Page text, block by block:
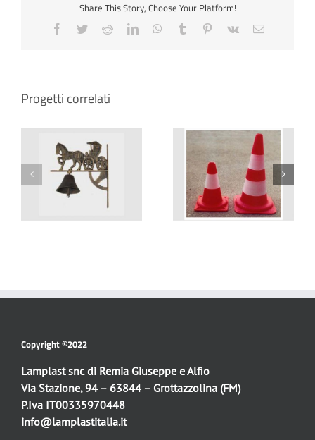
Share This Story, Choose Your Platform!
Progetti correlati
CONI STRADALI
ACCESSORI VARI PER
IRRIGAZIONE
Copyright ©2022
Lamplast snc di Remia Giuseppe e Alfio
Via Stazione, 94 – 63844 – Grottazzolina (FM)
P.Iva IT00335970448
info@lamplastitalia.it